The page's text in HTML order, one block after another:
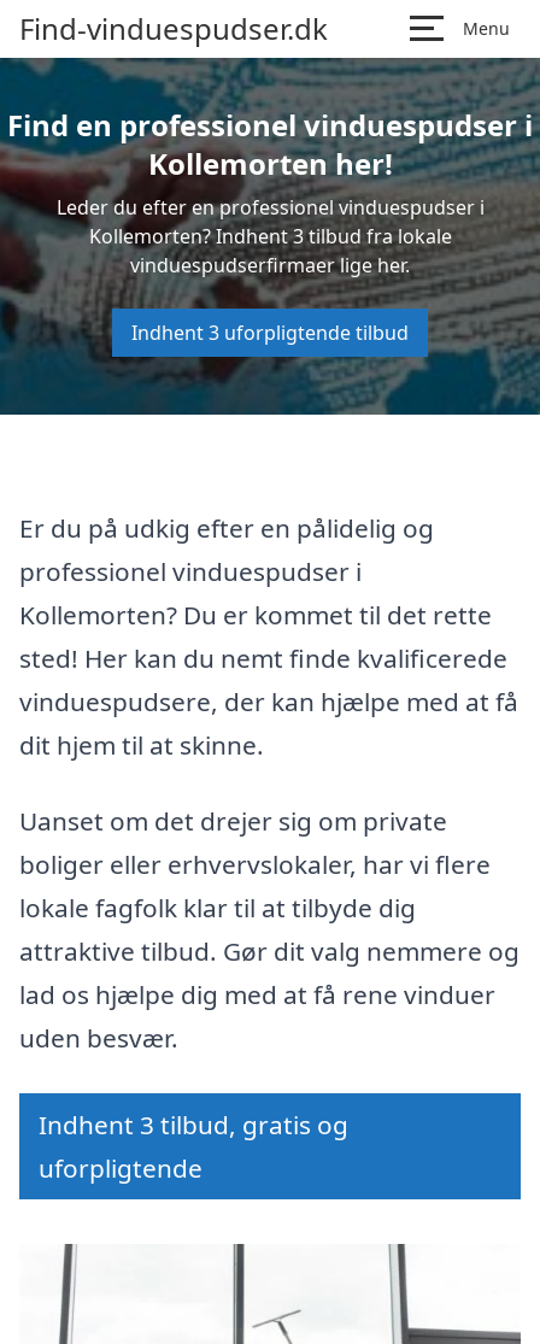
Find-vinduespudser.dk Menu
Find en professionel vinduespudser i
Kollemorten her!
Leder du efter en professionel vinduespudser i
Kollemorten? Indhent 3 tilbud fra lokale
vinduespudserfirmaer lige her.
Indhent 3 uforpligtende tilbud
Er du på udkig efter en pålidelig og
professionel vinduespudser i
Kollemorten? Du er kommet til det rette
sted! Her kan du nemt finde kvalificerede
vinduespudsere, der kan hjælpe med at få
dit hjem til at skinne.
Uanset om det drejer sig om private
boliger eller erhvervslokaler, har vi flere
lokale fagfolk klar til at tilbyde dig
attraktive tilbud. Gør dit valg nemmere og
lad os hjælpe dig med at få rene vinduer
uden besvær.
Indhent 3 tilbud, gratis og
uforpligtende